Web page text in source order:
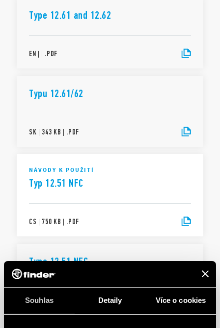
Souhlas Detaily Více o cookies
Type 12.61 and 12.62
EN | | .PDF
Typu 12.61/62
SK | 343 KB | .PDF
NÁVODY K POUŽITÍ
Typ 12.51 NFC
CS | 750 KB | .PDF
Type 12.51 NFC
EN|746 KB